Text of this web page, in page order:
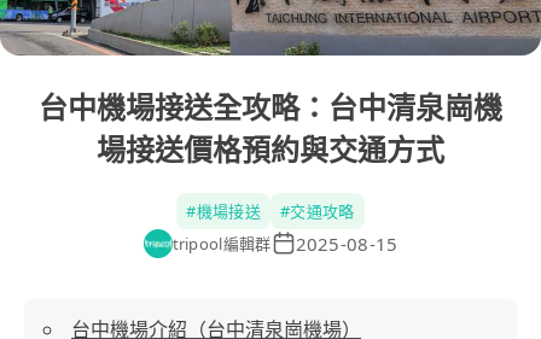
台中機場接送全攻略：台中清泉崗機
場接送價格預約與交通方式
#機場接送 #交通攻略
tripool編輯群
2025-08-15
台中機場介紹（台中清泉崗機場）